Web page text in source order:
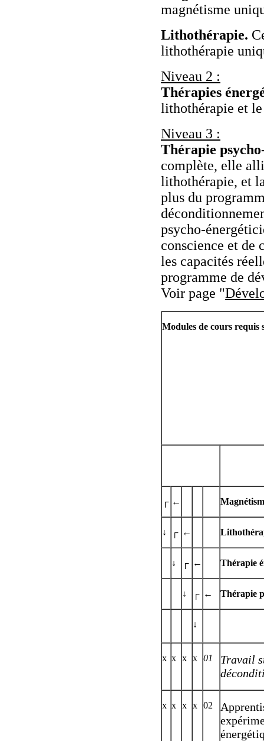
magnétisme
Lithothérapie.
lithothérapie
Niveau 2 :
Thérapies
lithothérapie et
Niveau 3 :
Thérapie
complète,
lithothérapie, et
plus du
psycho-
conscience et de
les capacités
programme de
Voir page "
Modules de cours requis
┌ ←
↓ ┌ ←
↓ ┌ ← Thérapie
↓ ┌ ← Thérapie
↓
x x x x 01
Travail
x x x x 02